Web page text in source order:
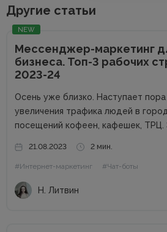
Другие статьи
NEW
Мессенджер-маркетинг
бизнеса. Топ-3 рабочих
2023-24
Осень уже близко. Наступает
увеличения трафика людей в
посещений кофеен, кафешек, ТРЦ. Это отличная
увеличить прибыль. Но
высока, поэтому расслабляться не стоит. Как
клиентов...
21.08.2023 2 мин.
#Интернет-маркетинг #Чат-боты
Н. Литвин